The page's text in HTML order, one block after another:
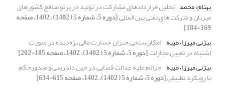
بهنام، محمد تحلیل قراردادهای مشارکت در تولید در پرتو منافع کشورهای
میزبان و شرکت های نفتی بین المللی [دوره 5، شماره 5 ( 1402)، 1402، صفحه
169-184]
بیژنی میرزا، طیبه امکان‌سنجی جبران خسارت مالی بزه‌دیده در صورت
اشتباه در تعیین مجازات[دوره 5، شماره 5 ( 1402)، 1402، صفحه 185-202]
بیژنی میرزا، طیبه جرائم علیه عدالت قضایی در حین دادرسی و صدورحکم
با رویکرد تطبیقی[دوره 5، شماره 5 ( 1402)، 1402، صفحه 615-634]